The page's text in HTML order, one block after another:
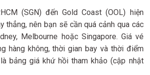
(SGN) đến Gold Coast (OOL) hiện
thẳng, nên bạn sẽ cần quá cảnh qua các
Melbourne hoặc Singapore. Giá vé
hàng không, thời gian bay và thời điểm
bảng giá khứ hồi tham khảo (cập nhật